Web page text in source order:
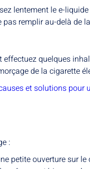
lentement le e-
pas remplir au-delà de
effectuez quelques
de la cigarette
et solutions pour
:
petite ouverture sur